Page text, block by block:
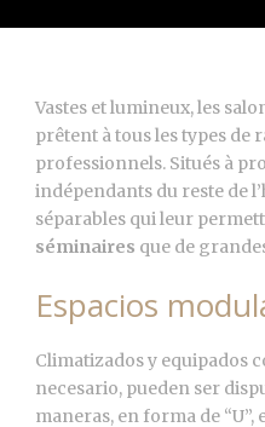
Vastes et lumineux, les
prêtent à tous les types de
professionnels. Situés à
indépendants du reste de
séparables qui leur
séminaires que de
Espacios
Climatizados y equipados
necesario, pueden ser
maneras, en forma de